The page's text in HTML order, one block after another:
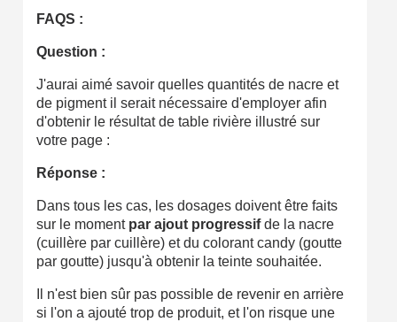
FAQS :
Question :
J'aurai aimé savoir quelles quantités de nacre et
de pigment il serait nécessaire d'employer afin
d'obtenir le résultat de table rivière illustré sur
votre page :
Réponse :
Dans tous les cas, les dosages doivent être faits
sur le moment par ajout progressifde la nacre
(cuillère par cuillère) et du colorant candy (goutte
par goutte) jusqu'à obtenir la teinte souhaitée.
Il n'est bien sûr pas possible de revenir en arrière
si l'on a ajouté trop de produit, et l'on risque une